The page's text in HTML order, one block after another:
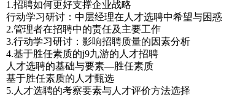
1.招聘如何更好支撑企业战略
行动学习研讨：中层经理在人才选聘中希望与困惑
2.管理者在招聘中的责任及主要工作
3.行动学习研讨：影响招聘质量的因素分析
4.基于胜任素质的j9九游的人才招聘
人才选聘的基础与要素—胜任素质
基于胜任素质的人才甄选
5.人才选聘的考察要素与人才评价方法选择